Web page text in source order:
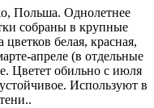
Польша. Однолетнее
собраны в крупные
белая, красная,
апреле (в отдельные
Цветет обильно с июля
Используют в